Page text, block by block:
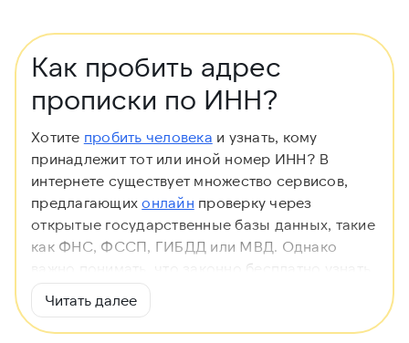
Как пробить адрес
прописки по ИНН?
Хотите пробить человека и узнать, кому
принадлежит тот или иной номер ИНН? В
интернете существует множество сервисов,
предлагающихонлайн проверку через
открытые государственные базы данных, такие
как ФНС, ФССП, ГИБДД или МВД. Однако
важно понимать, что законно бесплатно узнать
чей адрес прописки только по ИНН
практически невозможно, так как эти данные
относятся к персональным и охраняются
Читать далее